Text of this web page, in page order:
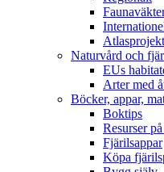
Atlasprojekt
Naturvård och
EUs
Arter med
Böcker, appar,
Boktips
Resurser
Fjärilsappar
Köpa